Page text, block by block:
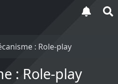
: Role-play
: Role-play